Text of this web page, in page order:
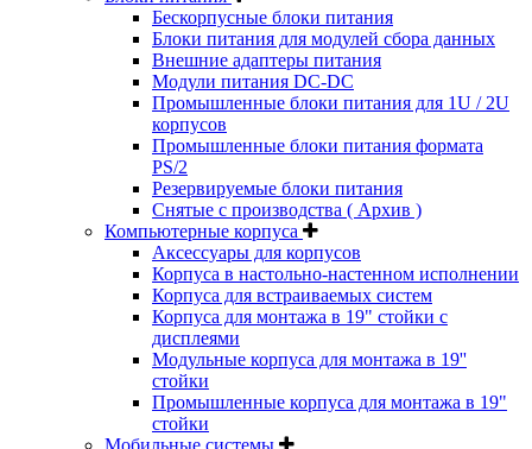
Бескорпусные блоки питания
Блоки питания для модулей сбора данных
Внешние адаптеры питания
Модули питания DC-DC
Промышленные блоки питания для 1U / 2U
корпусов
Промышленные блоки питания формата
PS/2
Резервируемые блоки питания
Снятые с производства ( Архив )
Компьютерные корпуса
Аксессуары для корпусов
Корпуса в настольно-настенном исполнении
Корпуса для встраиваемых систем
Корпуса для монтажа в 19" стойки с
дисплеями
Модульные корпуса для монтажа в 19''
стойки
Промышленные корпуса для монтажа в 19"
стойки
Мобильные системы